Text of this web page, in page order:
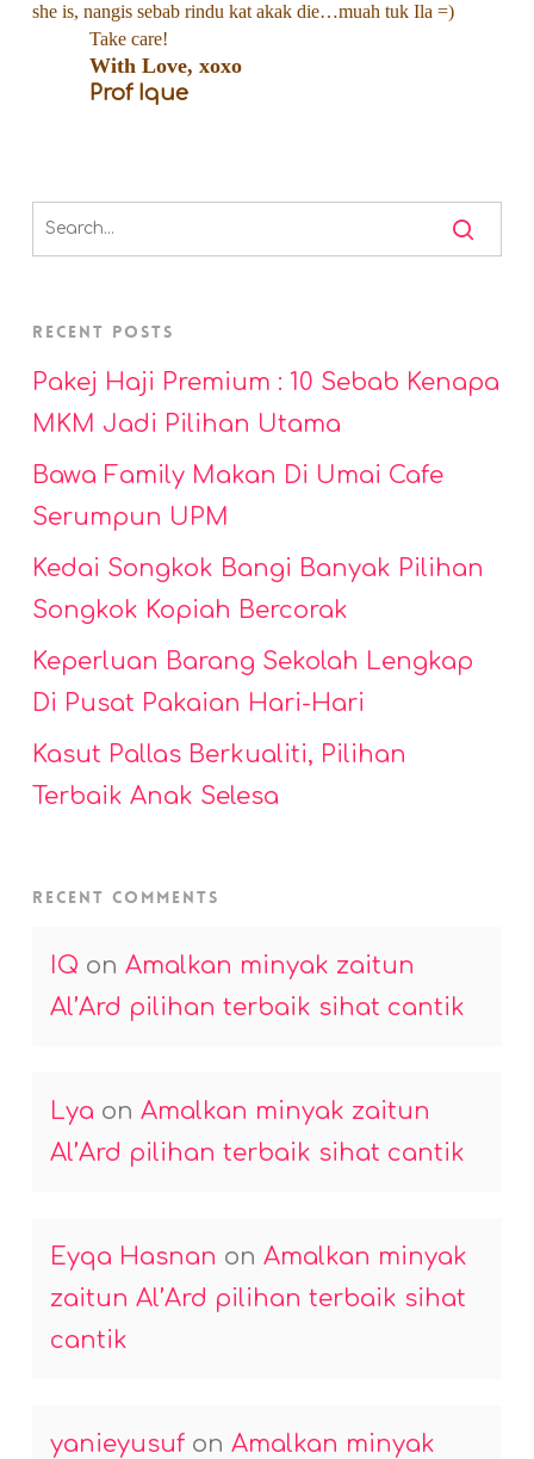
she is, nangis sebab rindu kat akak die…muah tuk Ila =)
Take care!
With Love, xoxo
Prof Ique
Recent Posts
Pakej Haji Premium : 10 Sebab Kenapa
MKM Jadi Pilihan Utama
Bawa Family Makan Di Umai Cafe
Serumpun UPM
Kedai Songkok Bangi Banyak Pilihan
Songkok Kopiah Bercorak
Keperluan Barang Sekolah Lengkap
Di Pusat Pakaian Hari-Hari
Kasut Pallas Berkualiti, Pilihan
Terbaik Anak Selesa
Recent Comments
IQ on Amalkan minyak zaitun
Al’Ard pilihan terbaik sihat cantik
Lya on Amalkan minyak zaitun
Al’Ard pilihan terbaik sihat cantik
Eyqa Hasnan on Amalkan minyak
zaitun Al’Ard pilihan terbaik sihat
cantik
yanieyusufon Amalkan minyak